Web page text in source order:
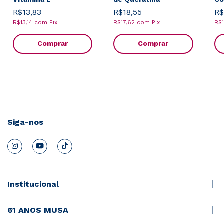
R$13,83
R$13,14 com Pix
Comprar
R$18,55
R$17,62 com Pix
Comprar
Siga-nos
Institucional
61 ANOS MUSA